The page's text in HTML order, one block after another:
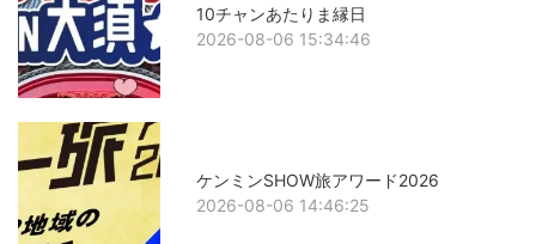
10チャンあたりま縁日
2026-08-06 15:34:46
ケンミンSHOW旅アワード2026
2026-08-06 14:46:25